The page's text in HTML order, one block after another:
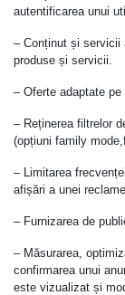
autentificarea unui
– Conținut și servicii
produse și servicii.
– Oferte adaptate pe
– Reținerea filtrelor
(opțiuni family
– Limitarea
afișări a unei
– Furnizarea de
– Măsurarea,
confirmarea unui
este vizualizat și